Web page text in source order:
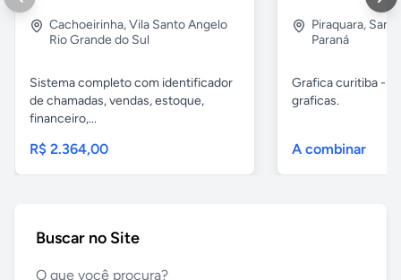
Cachoeirinha,Vila Santo Angelo
Rio Grande do Sul
Sistema completo com identificador
de chamadas, vendas, estoque,
financeiro,...
R$ 2.364,00
Piraquara,
Paraná
Grafica curitiba -
graficas.
A combinar
Buscar no Site